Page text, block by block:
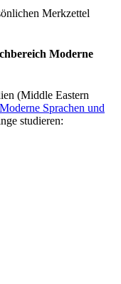
Merkzettel
Moderne
(Middle Eastern
Moderne Sprachen und
studieren: